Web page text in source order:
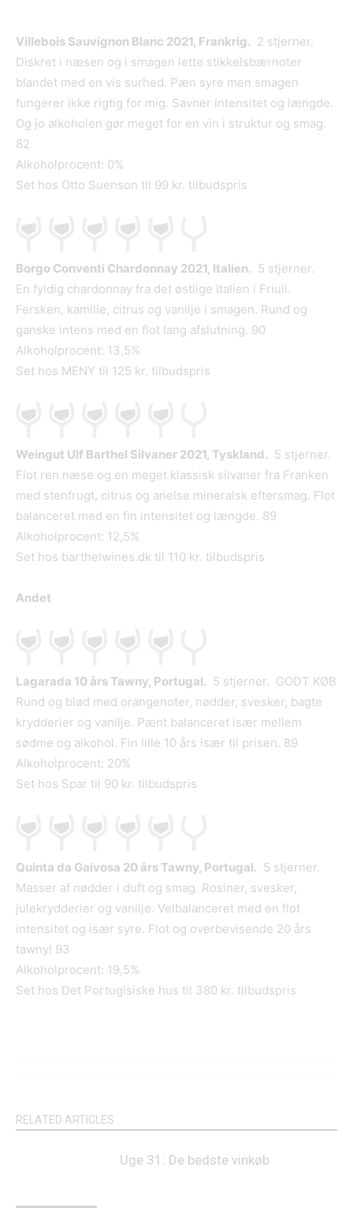
Villebois Sauvignon Blanc 2021, Frankrig. 2 stjerner.
Diskret i næsen og i smagen lette stikkelsbærnoter
blandet med en vis surhed. Pæn syre men smagen
fungerer ikke rigtig for mig. Savner intensitet og længde.
Og jo alkoholen gør meget for en vin i struktur og smag.
82
Alkoholprocent: 0%
Set hos Otto Suenson til 99 kr. tilbudspris
Borgo Conventi Chardonnay 2021, Italien. 5 stjerner.
En fyldig chardonnay fra det østlige Italien i Friuli.
Fersken, kamille, citrus og vanilje i smagen. Rund og
ganske intens med en flot lang afslutning. 90
Alkoholprocent: 13,5%
Set hos MENY til 125 kr. tilbudspris
Weingut Ulf Barthel Silvaner 2021, Tyskland. 5 stjerner.
Flot ren næse og en meget klassisk silvaner fra Franken
med stenfrugt, citrus og anelse mineralsk eftersmag. Flot
balanceret med en fin intensitet og længde. 89
Alkoholprocent: 12,5%
Set hos barthelwines.dk til 110 kr. tilbudspris
Andet
Lagarada 10 års Tawny, Portugal. 5 stjerner. GODT KØB
Rund og blød med orangenoter, nødder, svesker, bagte
krydderier og vanilje. Pænt balanceret især mellem
sødme og alkohol. Fin lille 10 års især til prisen. 89
Alkoholprocent: 20%
Set hos Spar til 90 kr. tilbudspris
Quinta da Gaivosa 20 års Tawny, Portugal. 5 stjerner.
Masser af nødder i duft og smag. Rosiner, svesker,
julekrydderier og vanilje. Velbalanceret med en flot
intensitet og især syre. Flot og overbevisende 20 års
tawny! 93
Alkoholprocent: 19,5%
Set hos Det Portugisiske hus til 380 kr. tilbudspris
RELATED ARTICLES
Uge 31: De bedste vinkøb